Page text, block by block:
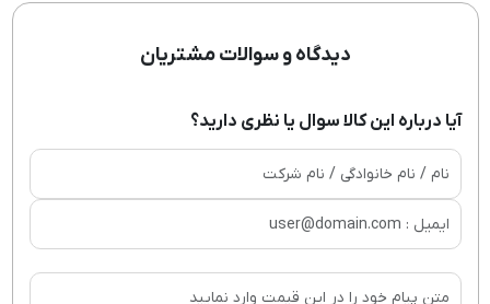
دیدگاه و سوالات مشتریان
آیا درباره این کالا سوال یا نظری دارید؟